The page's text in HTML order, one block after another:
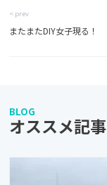
< prev
またまたDIY女子現る！
BLOG
オススメ記事